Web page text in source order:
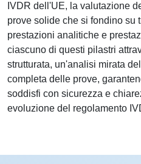
IVDR dell'UE, la valutazione
prove solide che si fondino su
prestazioni analitiche e
ciascuno di questi pilastri
strutturata, un'analisi mirata
completa delle prove,
soddisfi con sicurezza e
evoluzione del regolamento